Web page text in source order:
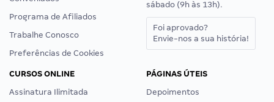
Programa de Afiliados
Trabalhe Conosco
Preferências de Cookies
sábado (9h às 13h).
Foi aprovado?
Envie-nos a sua história!
CURSOS ONLINE
Assinatura Ilimitada
PÁGINAS ÚTEIS
Depoimentos